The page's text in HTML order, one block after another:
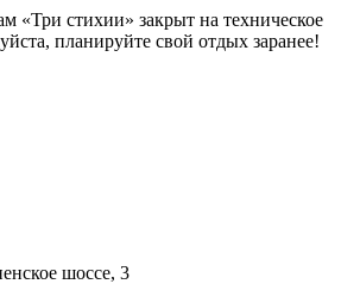
«Три стихии» закрыт на техническое
планируйте свой отдых заранее!
шоссе, 3